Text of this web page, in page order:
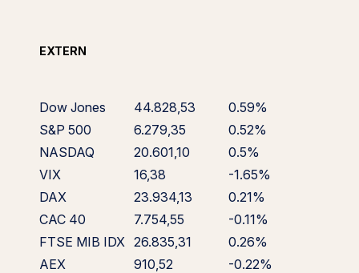
EXTERN
Dow Jones 44.828,53
0.59%
S&P 500
6.279,35
0.52%
NASDAQ
20.601,10
0.5%
VIX
16,38
-1.65%
DAX
23.934,13
0.21%
CAC 40
7.754,55
-0.11%
FTSE MIB IDX 26.835,31
0.26%
AEX
910,52 -0.22%